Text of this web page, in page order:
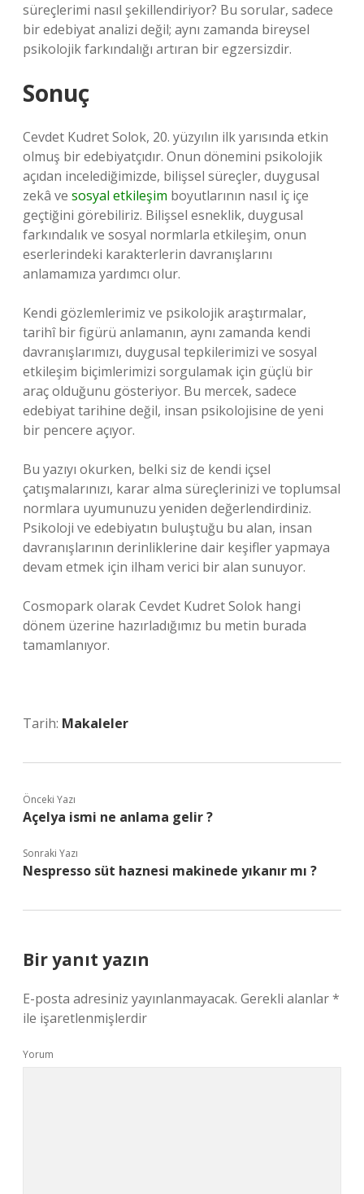
süreçlerimi nasıl şekillendiriyor? Bu sorular, sadece
bir edebiyat analizi değil; aynı zamanda bireysel
psikolojik farkındalığı artıran bir egzersizdir.
Sonuç
Cevdet Kudret Solok, 20. yüzyılın ilk yarısında etkin
olmuş bir edebiyatçıdır. Onun dönemini psikolojik
açıdan incelediğimizde, bilişsel süreçler, duygusal
zekâ ve sosyal etkileşim boyutlarının nasıl iç içe
geçtiğini görebiliriz. Bilişsel esneklik, duygusal
farkındalık ve sosyal normlarla etkileşim, onun
eserlerindeki karakterlerin davranışlarını
anlamamıza yardımcı olur.
Kendi gözlemlerimiz ve psikolojik araştırmalar,
tarihî bir figürü anlamanın, aynı zamanda kendi
davranışlarımızı, duygusal tepkilerimizi ve sosyal
etkileşim biçimlerimizi sorgulamak için güçlü bir
araç olduğunu gösteriyor. Bu mercek, sadece
edebiyat tarihine değil, insan psikolojisine de yeni
bir pencere açıyor.
Bu yazıyı okurken, belki siz de kendi içsel
çatışmalarınızı, karar alma süreçlerinizi ve toplumsal
normlara uyumunuzu yeniden değerlendirdiniz.
Psikoloji ve edebiyatın buluştuğu bu alan, insan
davranışlarının derinliklerine dair keşifler yapmaya
devam etmek için ilham verici bir alan sunuyor.
Cosmopark olarak Cevdet Kudret Solok hangi
dönem üzerine hazırladığımız bu metin burada
tamamlanıyor.
Tarih: Makaleler
Önceki Yazı
Açelya ismi ne anlama gelir ?
Sonraki Yazı
Nespresso süt haznesi makinede yıkanır mı ?
Bir yanıt yazın
E-posta adresiniz yayınlanmayacak. Gerekli alanlar*
ile işaretlenmişlerdir
Yorum